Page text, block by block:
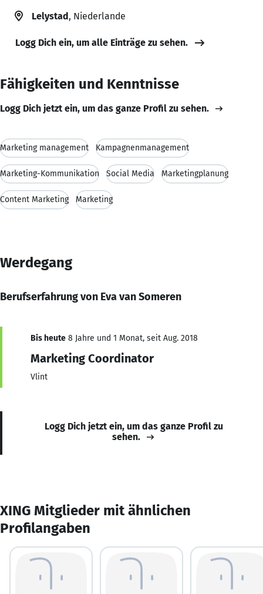
Lelystad, Niederlande
Logg Dich ein, um alle Einträge zu sehen.
Fähigkeiten und Kenntnisse
Logg Dich jetzt ein, um das ganze Profil zu sehen.
Marketing management Kampagnenmanagement
Marketing-Kommunikation Social Media Marketingplanung
Content Marketing Marketing
Werdegang
Berufserfahrung von Eva van Someren
Bis heute 8 Jahre und 1 Monat, seit Aug. 2018
Marketing Coordinator
Vlint
Logg Dich jetzt ein, um das ganze Profil zu
sehen.
XING Mitglieder mit ähnlichen
Profilangaben